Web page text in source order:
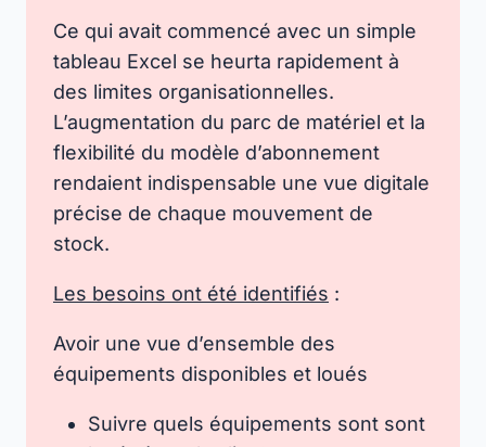
Ce qui avait commencé avec un simple
tableau Excel se heurta rapidement à
des limites organisationnelles.
L’augmentation du parc de matériel et la
flexibilité du modèle d’abonnement
rendaient indispensable une vue digitale
précise de chaque mouvement de
stock.
Les besoins ont été identifiés :
Avoir une vue d’ensemble des
équipements disponibles et loués
Suivre quels équipements sont sont